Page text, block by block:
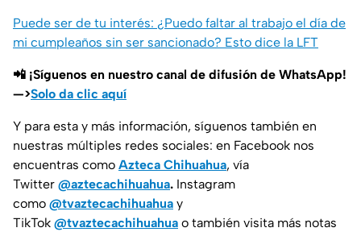
Puede ser de tu interés: ¿Puedo faltar al trabajo el día de
mi cumpleaños sin ser sancionado? Esto dice la LFT
📲 ¡Síguenos en nuestro canal de difusión de WhatsApp!
—>Solo da clic aquí
Y para esta y más información, síguenos también en
nuestras múltiples redes sociales: en Facebook nos
encuentras como Azteca Chihuahua, vía
Twitter @aztecachihuahua. Instagram
como @tvaztecachihuahua y
TikTok @tvaztecachihuahua o también visita más notas